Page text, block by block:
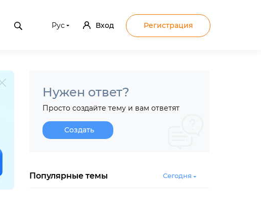
Рус Вход Регистрация
Нужен ответ?
Просто создайте тему и вам ответят
Создать
Популярные темы Сегодня